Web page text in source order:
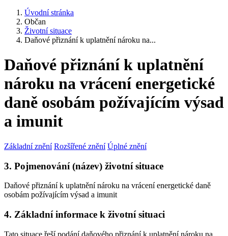
Úvodní stránka
Občan
Životní situace
Daňové přiznání k uplatnění nároku na...
Daňové přiznání k uplatnění
nároku na vrácení energetické
daně osobám požívajícím výsad
a imunit
Základní znění Rozšířené znění Úplné znění
3. Pojmenování (název) životní situace
Daňové přiznání k uplatnění nároku na vrácení energetické daně
osobám požívajícím výsad a imunit
4. Základní informace k životní situaci
Tato situace řeší podání daňového přiznání k uplatnění nároku na